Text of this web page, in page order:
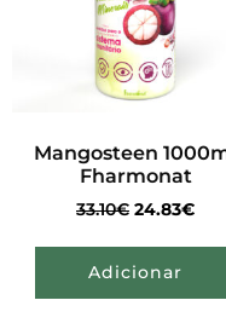
Mangosteen
Fharmonat
33.10€ 24.83€
Adicionar